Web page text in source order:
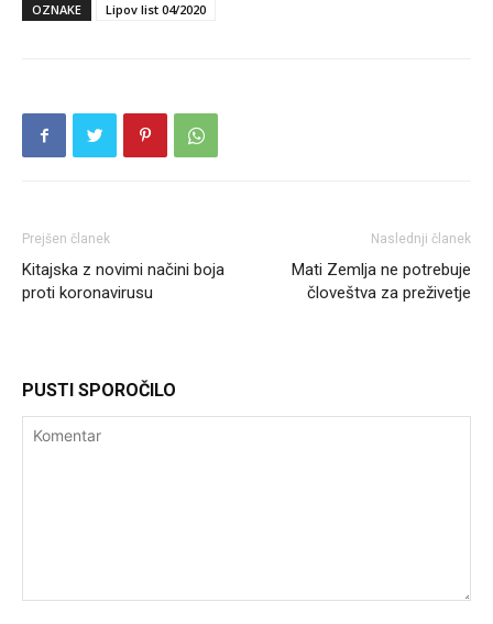
OZNAKE Lipov list 04/2020
Prejšen članek
Kitajska z novimi načini boja
proti koronavirusu
Naslednji članek
Mati Zemlja ne potrebuje
človeštva za preživetje
PUSTI SPOROČILO